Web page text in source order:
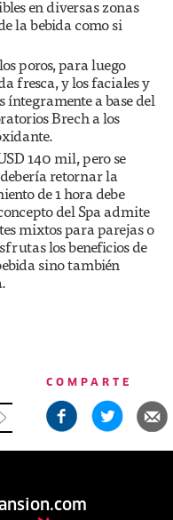
en diversas zonas
la bebida como si
poros, para luego
fresca, y los faciales y
íntegramente a base del
Brech a los
140 mil, pero se
debería retornar la
de 1 hora debe
del Spa admite
mixtos para parejas o
los beneficios de
sino también
COMPARTE